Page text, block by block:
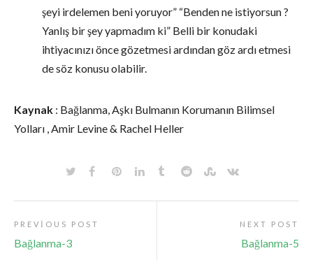
şeyi irdelemen beni yoruyor” “Benden ne istiyorsun ?
Yanlış bir şey yapmadım ki” Belli bir konudaki
ihtiyacınızı önce gözetmesi ardından göz ardı etmesi
de söz konusu olabilir.
Kaynak : Bağlanma, Aşkı Bulmanın Korumanın Bilimsel
Yolları , Amir Levine & Rachel Heller
PREVIOUS POST
Bağlanma-3
NEXT POST
Bağlanma-5